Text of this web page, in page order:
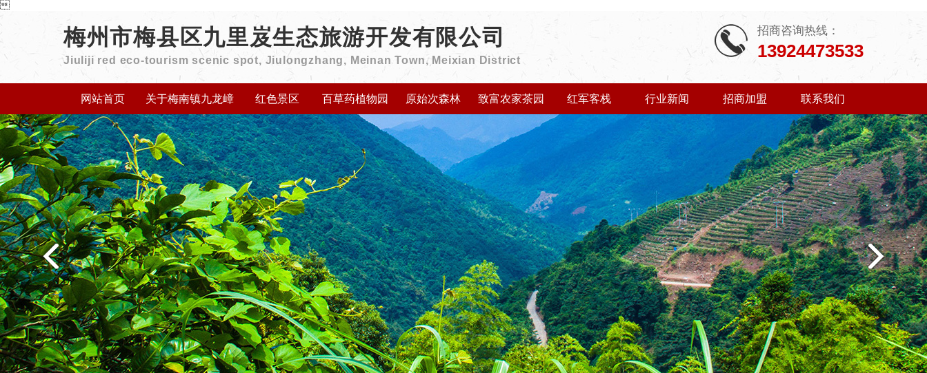
梅州市梅县区九里岌生态旅游开发有限公司
Jiuliji red eco-tourism scenic spot, Jiulongzhang, Meinan Town, Meixian District
招商咨询热线：
13924473533
网站首页 关于梅南镇九龙嶂 红色景区 百草药植物园 原始次森林 致富农家茶园 红军客栈 行业新闻 招商加盟 联系我们